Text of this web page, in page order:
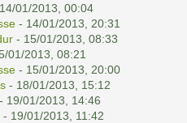
01/2013, 00:04
- 14/01/2013, 20:31
- 15/01/2013, 08:33
01/2013, 08:21
- 15/01/2013, 20:00
- 18/01/2013, 15:12
19/01/2013, 14:46
- 19/01/2013, 11:42